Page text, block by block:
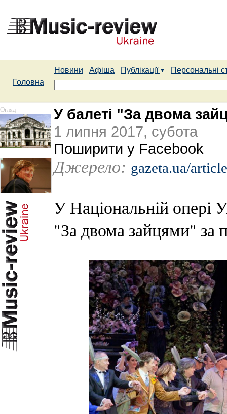
Новини Афіша Публікації
Персональні
Головна
Огляд
У балеті "За двома
1 липня 2017, субота
Поширити у Facebook
Джерело: gazeta.ua/
У Національній опері
"За двома зайцями" за